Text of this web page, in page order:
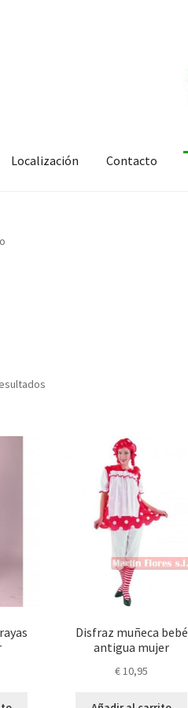
Localización Contacto
Disfraz muñeca bebé
antigua mujer
€ 10,95